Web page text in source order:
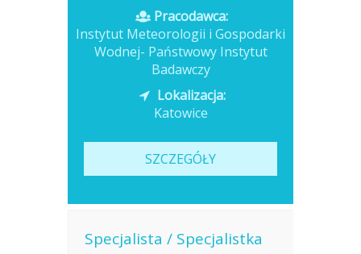
oraz bieżąca obsługa stacji
telemetrycznych. Montaż,
demontaż i...
Pracodawca:
Instytut Meteorologii i Gospodarki
Wodnej- Państwowy Instytut
Badawczy
Lokalizacja:
Katowice
SZCZEGÓŁY
Specjalista / Specjalistka